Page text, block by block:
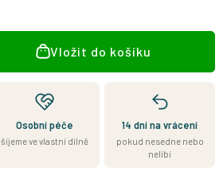
Vložit do košíku
Osobní péče
šijeme ve vlastní dílně
14 dní na vrácení
pokud nesedne nebo
nelíbí